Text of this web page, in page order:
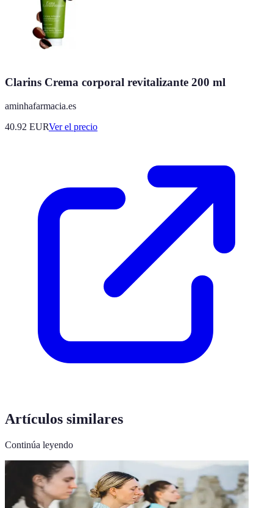
Clarins Crema corporal revitalizante 200 ml
aminhafarmacia.es
40.92 EURVer el precio
Artículos similares
Continúa leyendo